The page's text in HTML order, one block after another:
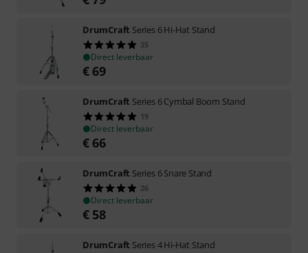
DrumCraft Series 6 Hi-Hat Stand
35
Direct leverbaar
€ 69
DrumCraft Series 6 Cymbal Boom Stand
19
Direct leverbaar
€ 66
DrumCraft Series 6 Snare Stand
26
Direct leverbaar
€ 58
DrumCraft Series 4 Hi-Hat Stand